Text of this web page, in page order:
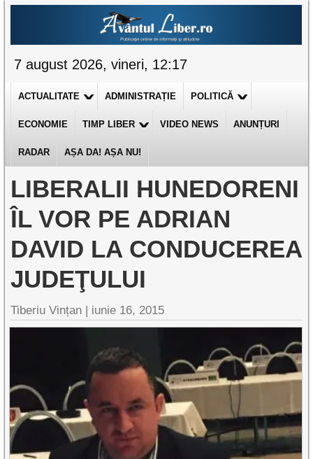
7 august 2026, vineri, 12:17
ACTUALITATE ADMINISTRAȚIE POLITICĂ
ECONOMIE TIMP LIBER VIDEO NEWS ANUNȚURI
RADAR AȘA DA! AȘA NU!
LIBERALII HUNEDORENI
ÎL VOR PE ADRIAN
DAVID LA CONDUCEREA
JUDEŢULUI
Tiberiu Vințan | iunie 16, 2015